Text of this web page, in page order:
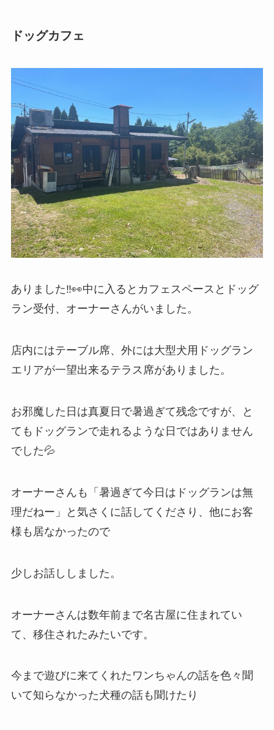
ドッグカフェ
ありました‼️👀中に入るとカフェスペースとドッグ
ラン受付、オーナーさんがいました。
店内にはテーブル席、外には大型犬用ドッグラン
エリアが一望出来るテラス席がありました。
お邪魔した日は真夏日で暑過ぎて残念ですが、と
てもドッグランで走れるような日ではありません
でした💦
オーナーさんも「暑過ぎて今日はドッグランは無
理だねー」と気さくに話してくださり、他にお客
様も居なかったので
少しお話ししました。
オーナーさんは数年前まで名古屋に住まれてい
て、移住されたみたいです。
今まで遊びに来てくれたワンちゃんの話を色々聞
いて知らなかった犬種の話も聞けたり